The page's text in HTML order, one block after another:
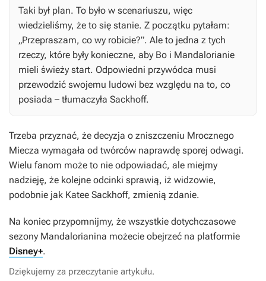
Taki był plan. To było w scenariuszu, więc
wiedzieliśmy, że to się stanie. Z początku pytałam:
„Przepraszam, co wy robicie?”. Ale to jedna z tych
rzeczy, które były konieczne, aby Bo i Mandalorianie
mieli świeży start. Odpowiedni przywódca musi
przewodzić swojemu ludowi bez względu na to, co
posiada – tłumaczyła Sackhoff.
Trzeba przyznać, że decyzja o zniszczeniu Mrocznego
Miecza wymagała od twórców naprawdę sporej odwagi.
Wielu fanom może to nie odpowiadać, ale miejmy
nadzieję, że kolejne odcinki sprawią, iż widzowie,
podobnie jak Katee Sackhoff, zmienią zdanie.
Na koniec przypomnijmy, że wszystkie dotychczasowe
sezony Mandalorianina możecie obejrzeć na platformie
Disney+.
Dziękujemy za przeczytanie artykułu.